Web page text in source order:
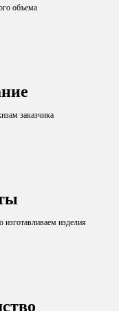
объема
заказчика
изделия